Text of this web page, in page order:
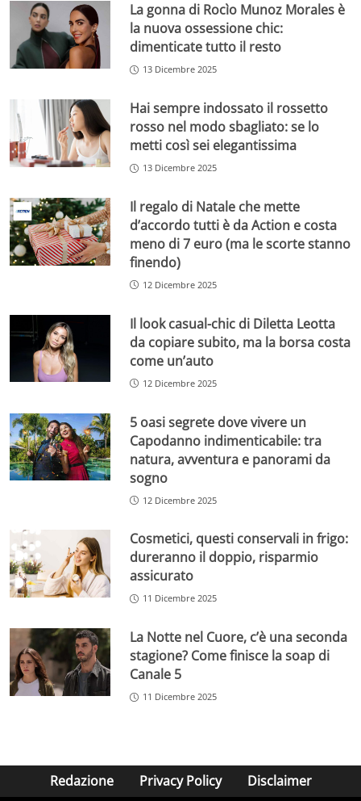
La gonna di Rocìo Munoz Morales è
la nuova ossessione chic:
dimenticate tutto il resto
13 Dicembre 2025
Hai sempre indossato il rossetto
rosso nel modo sbagliato: se lo
metti così sei elegantissima
13 Dicembre 2025
Il regalo di Natale che mette
d’accordo tutti è da Action e costa
meno di 7 euro (ma le scorte stanno
finendo)
12 Dicembre 2025
Il look casual-chic di Diletta Leotta
da copiare subito, ma la borsa costa
come un’auto
12 Dicembre 2025
5 oasi segrete dove vivere un
Capodanno indimenticabile: tra
natura, avventura e panorami da
sogno
12 Dicembre 2025
Cosmetici, questi conservali in frigo:
dureranno il doppio, risparmio
assicurato
11 Dicembre 2025
La Notte nel Cuore, c’è una seconda
stagione? Come finisce la soap di
Canale 5
11 Dicembre 2025
Redazione Privacy Policy Disclaimer